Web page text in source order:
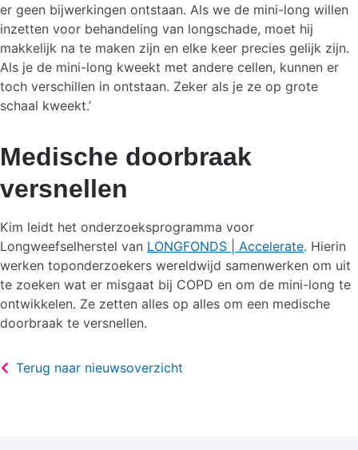
er geen bijwerkingen ontstaan. Als we de mini-long willen
inzetten voor behandeling van longschade, moet hij
makkelijk na te maken zijn en elke keer precies gelijk zijn.
Als je de mini-long kweekt met andere cellen, kunnen er
toch verschillen in ontstaan. Zeker als je ze op grote
schaal kweekt.’
Medische doorbraak
versnellen
Kim leidt het onderzoeksprogramma voor
Longweefselherstel van LONGFONDS | Accelerate. Hierin
werken toponderzoekers wereldwijd samenwerken om uit
te zoeken wat er misgaat bij COPD en om de mini-long te
ontwikkelen. Ze zetten alles op alles om een medische
doorbraak te versnellen.
Terug naar nieuwsoverzicht